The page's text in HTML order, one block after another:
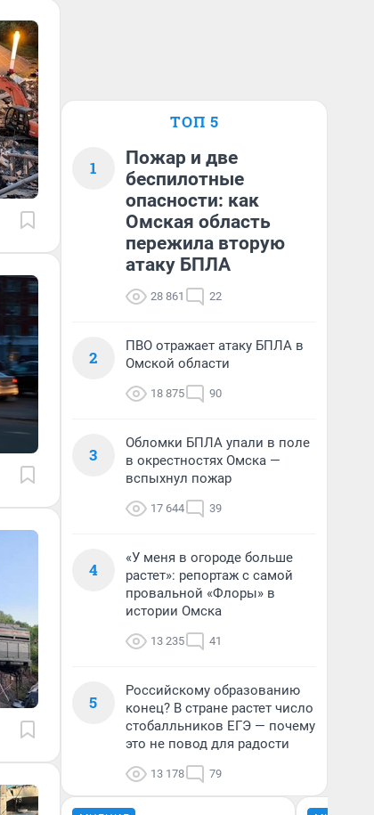
ТОП 5
1
Пожар и две
беспилотные
опасности: как
Омская область
пережила вторую
атаку БПЛА
28 861 22
2
ПВО отражает атаку БПЛА в
Омской области
18 875 90
3
Обломки БПЛА упали в поле
в окрестностях Омска —
вспыхнул пожар
17 644 39
4
«У меня в огороде больше
растет»: репортаж с самой
провальной «Флоры» в
истории Омска
13 235 41
5
Российскому образованию
конец? В стране растет число
стобалльников ЕГЭ — почему
это не повод для радости
13 178 79